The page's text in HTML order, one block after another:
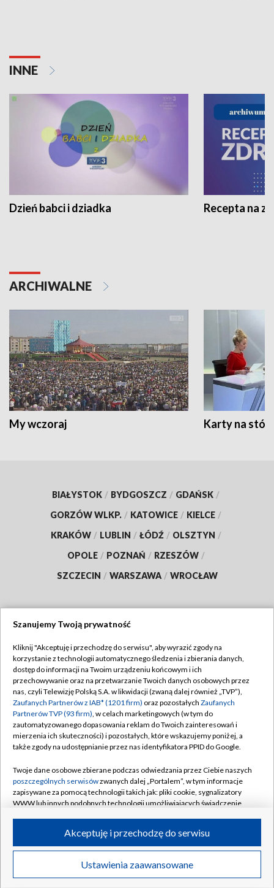
INNE
Dzień babci i dziadka Recepta na
ARCHIWALNE
My wczoraj Karty na
BIAŁYSTOK / BYDGOSZCZ / GDAŃSK /
GORZÓW WLKP. / KATOWICE / KIELCE /
KRAKÓW / LUBLIN / ŁÓDŹ / OLSZTYN /
OPOLE / POZNAŃ / RZESZÓW /
SZCZECIN / WARSZAWA / WROCŁAW
TVP
Abonament TVP
Emisja w TVP
Centrum informacji TVP
Naziemna Telewizja Cyfrowa
Rada Programowa
System NOS
Informacje o nadawcy
Program dla prasy
Ogłoszenie przetargowe
Regulamin TVP
Polityka prywatności
Moje zgody
Pomoc
Kontakt
Kanały
©2026 Telewizja Polska S.A. w likwidacji
Szanujemy Twoją prywatność
Kliknij "Akceptuję i przechodzę do serwisu", aby wyrazić zgody na
korzystanie z technologii automatycznego śledzenia i zbierania danych,
dostęp do informacji na Twoim urządzeniu końcowym i ich
przechowywanie oraz na przetwarzanie Twoich danych osobowych przez
nas, czyli Telewizję Polską S.A. w likwidacji (zwaną dalej również „TVP”),
Zaufanych Partnerów z IAB* (1201 firm) oraz pozostałych Zaufanych
Partnerów TVP (93 firm), w celach marketingowych (w tym do
zautomatyzowanego dopasowania reklam do Twoich zainteresowań i
mierzenia ich skuteczności) i pozostałych, które wskazujemy poniżej, a
także zgody na udostępnianie przez nas identyfikatora PPID do Google.
Twoje dane osobowe zbierane podczas odwiedzania przez Ciebie naszych
poszczególnych serwisówzwanych dalej „Portalem”, w tym informacje
zapisywane za pomocą technologii takich jak: pliki cookie, sygnalizatory
WWW lub innych podobnych technologii umożliwiających świadczenie
ruchu w Internecie.
Twoje dane osobowe zbierane podczas odwiedzania przez Ciebie
poszczególnych serwisówna Portalu, takie jak adresy IP, identyfikatory
Ustawienia zaawansowane
Akceptuję i przechodzę do serwisu